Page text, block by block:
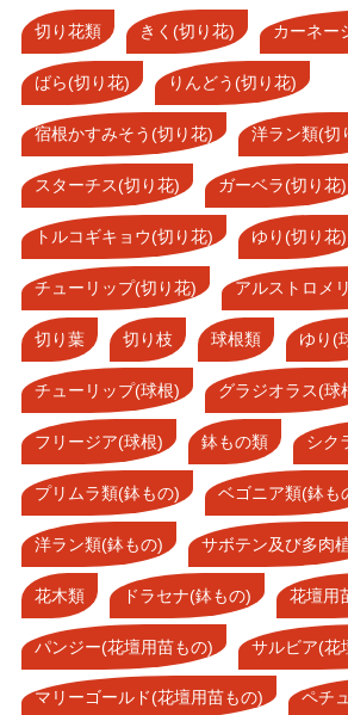
切り花類 きく(切り花) カーネー
ばら(切り花) りんどう(切り花)
宿根かすみそう(切り花) 洋ラン類(切
スターチス(切り花) ガーベラ(切り花)
トルコギキョウ(切り花) ゆり(切り花)
チューリップ(切り花) アルストロメ
切り葉 切り枝 球根類 ゆり(
チューリップ(球根) グラジオラス(球
フリージア(球根) 鉢もの類 シク
プリムラ類(鉢もの) ベゴニア類(鉢も
洋ラン類(鉢もの) サボテン及び多肉
花木類 ドラセナ(鉢もの) 花壇用
パンジー(花壇用苗もの) サルビア(花
マリーゴールド(花壇用苗もの) ペチ